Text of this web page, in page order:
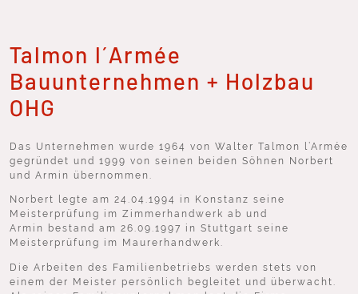
Talmon l´Armée
Bauunternehmen + Holzbau
OHG
Das Unternehmen wurde 1964 von Walter Talmon l’Armée
gegründet und 1999 von seinen beiden Söhnen Norbert
und Armin übernommen.
Norbert legte am 24.04.1994 in Konstanz seine
Meisterprüfung im Zimmerhandwerk ab und
Armin bestand am 26.09.1997 in Stuttgart seine
Meisterprüfung im Maurerhandwerk.
Die Arbeiten des Familienbetriebs werden stets von
einem der Meister persönlich begleitet und überwacht.